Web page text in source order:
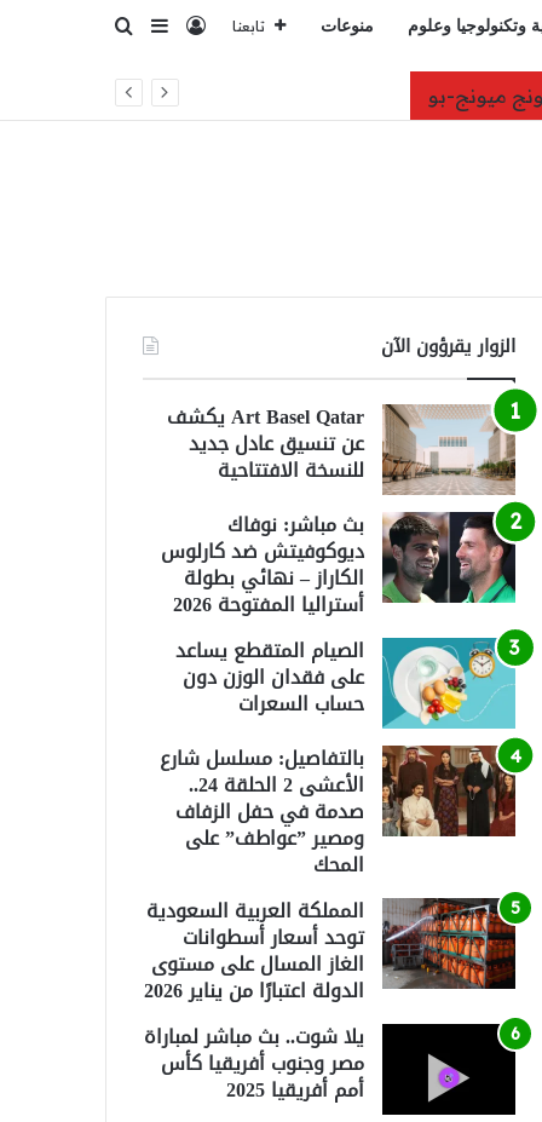
وتكنولوجيا وعلوم منوعات تابعنا تسجيل الدخول
إضافة عمود
بحث عن
الزوار يقرؤون الآن
Art Basel Qatar يكشف
عن تنسيق عادل جديد
للنسخة الافتتاحية
بث مباشر: نوفاك
ديوكوفيتش ضد كارلوس
الكاراز – نهائي بطولة
أستراليا المفتوحة 2026
الصيام المتقطع يساعد
على فقدان الوزن دون
حساب السعرات
بالتفاصيل: مسلسل شارع
الأعشى 2 الحلقة 24..
صدمة في حفل الزفاف
ومصير ”عواطف” على
المحك
المملكة العربية السعودية
توحد أسعار أسطوانات
الغاز المسال على مستوى
الدولة اعتبارًا من يناير 2026
يلا شوت.. بث مباشر لمباراة
مصر وجنوب أفريقيا كأس
أمم أفريقيا 2025